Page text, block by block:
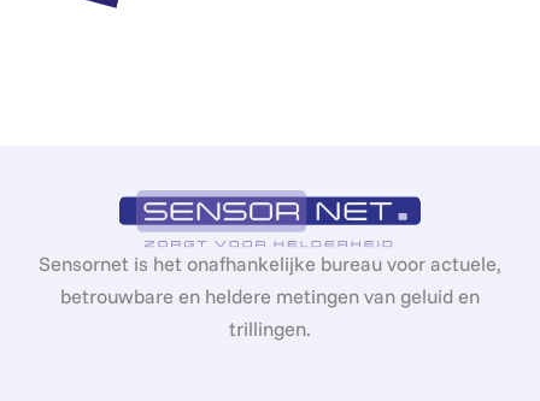
Sensornet is het onafhankelijke bureau voor actuele,
betrouwbare en heldere metingen van geluid en
trillingen.